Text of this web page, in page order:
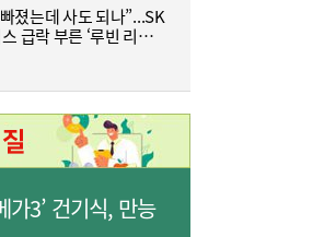
적 개선…남은 과제는
졌는데 사도 되나”...SK
급락 부른 ‘루빈 리스
가3’ 건기식, 만능